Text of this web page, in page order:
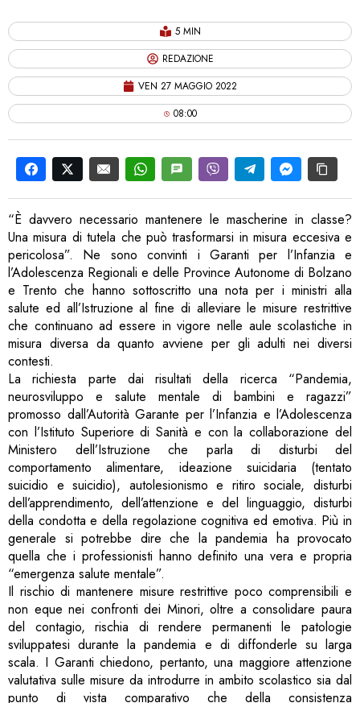
5 MIN
REDAZIONE
VEN 27 MAGGIO 2022
08:00
“È davvero necessario mantenere le mascherine in classe?
Una misura di tutela che può trasformarsi in misura eccesiva e
pericolosa”. Ne sono convinti i Garanti per l’Infanzia e
l’Adolescenza Regionali e delle Province Autonome di Bolzano
e Trento che hanno sottoscritto una nota per i ministri alla
salute ed all’Istruzione al fine di alleviare le misure restrittive
che continuano ad essere in vigore nelle aule scolastiche in
misura diversa da quanto avviene per gli adulti nei diversi
contesti.
La richiesta parte dai risultati della ricerca “Pandemia,
neurosviluppo e salute mentale di bambini e ragazzi”
promosso dall’Autorità Garante per l’Infanzia e l’Adolescenza
con l’Istituto Superiore di Sanità e con la collaborazione del
Ministero dell’Istruzione che parla di disturbi del
comportamento alimentare, ideazione suicidaria (tentato
suicidio e suicidio), autolesionismo e ritiro sociale, disturbi
dell’apprendimento, dell’attenzione e del linguaggio, disturbi
della condotta e della regolazione cognitiva ed emotiva. Più in
generale si potrebbe dire che la pandemia ha provocato
quella che i professionisti hanno definito una vera e propria
“emergenza salute mentale”.
Il rischio di mantenere misure restrittive poco comprensibili e
non eque nei confronti dei Minori, oltre a consolidare paura
del contagio, rischia di rendere permanenti le patologie
sviluppatesi durante la pandemia e di diffonderle su larga
scala. I Garanti chiedono, pertanto, una maggiore attenzione
valutativa sulle misure da introdurre in ambito scolastico sia dal
punto di vista comparativo che della consistenza